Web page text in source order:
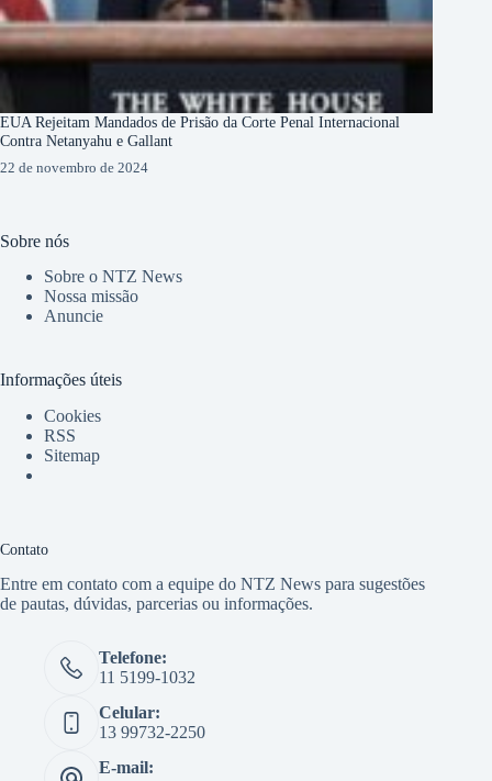
EUA Rejeitam Mandados de Prisão da Corte Penal Internacional
Contra Netanyahu e Gallant
22 de novembro de 2024
Sobre nós
Sobre o NTZ News
Nossa missão
Anuncie
Informações úteis
Cookies
RSS
Sitemap
Contato
Entre em contato com a equipe do NTZ News para sugestões
de pautas, dúvidas, parcerias ou informações.
Telefone:
11 5199-1032
Celular:
13 99732-2250
E-mail: